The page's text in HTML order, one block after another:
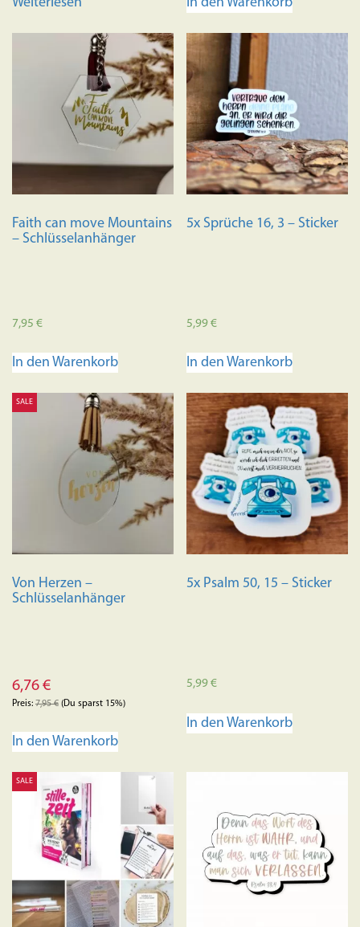
Faith can move Mountains
– Schlüsselanhänger
7,95 €
In den Warenkorb
5x Sprüche 16, 3 – Sticker
5,99€
In den Warenkorb
SALE
Von Herzen –
Schlüsselanhänger
6,76 €
Preis: 7,95€ (Du sparst 15%)
In den Warenkorb
5x Psalm 50, 15 – Sticker
5,99€
In den Warenkorb
SALE